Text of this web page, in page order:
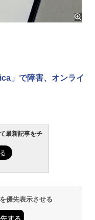
」で障害、オンライ
最新記事をチ
優先表示させる